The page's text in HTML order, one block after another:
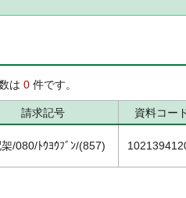
は 0 件です。
請求記号 資料コー
/080/ﾄｳﾖｳﾌﾞﾝ/(857)